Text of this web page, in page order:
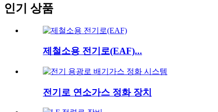
인기 상품
제철소용 전기로(EAF)...
전기로 연소가스 정화 장치